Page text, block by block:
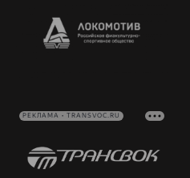
РЕКЛАМА • TRANSVOC.RU